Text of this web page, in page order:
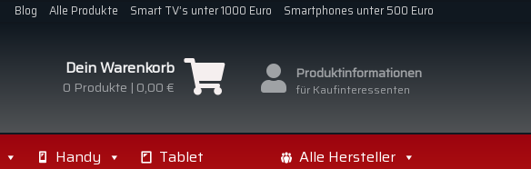
Blog Alle Produkte Smart TV’s unter 1000 Euro Smartphones unter 500 Euro
Produktinformationen
für Kaufinteressenten
Dein Warenkorb
0 Produkte | 0,00 €
Alle Hersteller
Handy Tablet